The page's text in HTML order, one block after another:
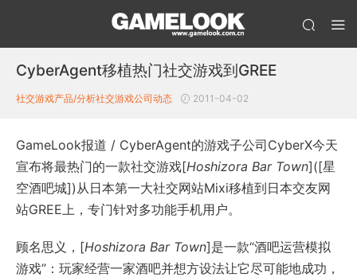
CyberAgent移植热门社交游戏到GREE
社交游戏产品/分析社交游戏公司动态 2011-04-02
GameLook报道 / CyberAgent的游戏子公司CyberX今天
宣布将最热门的一款社交游戏[Hoshizora Bar Town]([星
空酒吧城])从日本第一大社交网站Mixi移植到日本交友网
站GREE上，专门针对多功能手机用户。
顾名思义，[Hoshizora Bar Town]是一款“酒吧运营模拟
游戏”：玩家经营一家酒吧并想方设法让它尽可能地成功，